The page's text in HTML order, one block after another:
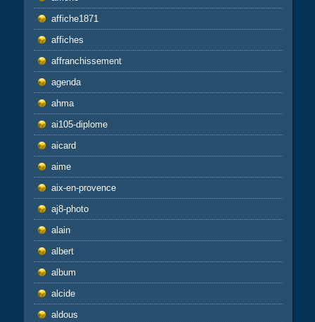
affiche1871
affiches
affranchissement
agenda
ahma
ai105-diplome
aicard
aime
aix-en-provence
aj8-photo
alain
albert
album
alcide
aldous